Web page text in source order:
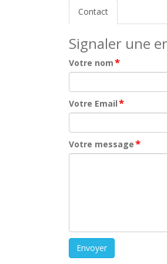
Contact
Signaler une
Votre nom*
Votre Email*
Votre message*